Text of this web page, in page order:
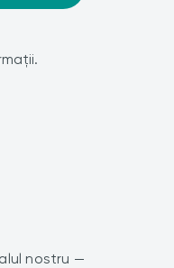
nostru —